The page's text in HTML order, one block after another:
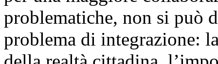
problematiche, non si può
problema di integrazione: